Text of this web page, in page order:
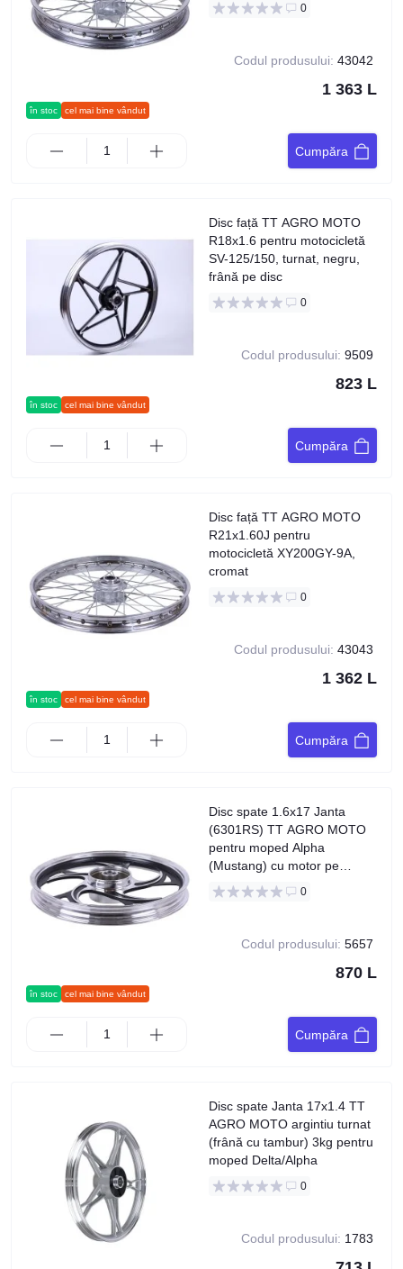
în stoc cel mai bine vândut
0
Codul produsului: 43042
1 363 L
Cumpăra
în stoc cel mai bine vândut
Disc față TT AGRO MOTO
R18x1.6 pentru motocicletă
SV-125/150, turnat, negru,
frână pe disc
0
Codul produsului: 9509
823 L
Cumpăra
în stoc cel mai bine vândut
Disc față TT AGRO MOTO
R21x1.60J pentru
motocicletă XY200GY-9A,
cromat
0
Codul produsului: 43043
1 362 L
Cumpăra
în stoc cel mai bine vândut
Disc spate 1.6x17 Janta
(6301RS) TT AGRO MOTO
pentru moped Alpha
(Mustang) cu motor pe
benzină de 125cc
0
Codul produsului: 5657
870 L
Cumpăra
Disc spate Janta 17x1.4 TT
AGRO MOTO argintiu turnat
(frână cu tambur) 3kg pentru
moped Delta/Alpha
0
Codul produsului: 1783